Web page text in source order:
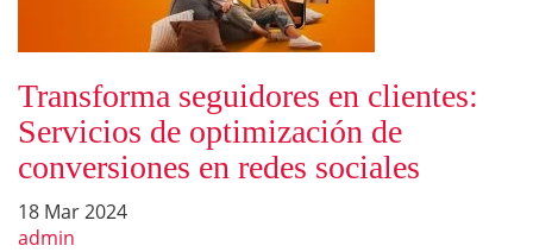
Transforma seguidores en clientes:
Servicios de optimización de
conversiones en redes sociales
18 Mar 2024
admin